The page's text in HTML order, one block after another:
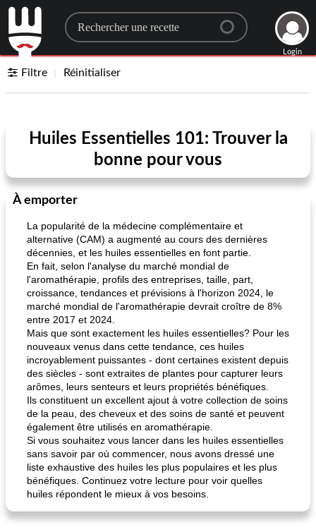
Search for a recipe
Login
Filtre Réinitialiser
Huiles Essentielles 101: Trouver la
bonne pour vous
À emporter
La popularité de la médecine complémentaire et
alternative (CAM) a augmenté au cours des dernières
décennies, et les huiles essentielles en font partie.
En fait, selon l'analyse du marché mondial de
l'aromathérapie, profils des entreprises, taille, part,
croissance, tendances et prévisions à l'horizon 2024, le
marché mondial de l'aromathérapie devrait croître de 8%
entre 2017 et 2024.
Mais que sont exactement les huiles essentielles? Pour les
nouveaux venus dans cette tendance, ces huiles
incroyablement puissantes - dont certaines existent depuis
des siècles - sont extraites de plantes pour capturer leurs
arômes, leurs senteurs et leurs propriétés bénéfiques.
Ils constituent un excellent ajout à votre collection de soins
de la peau, des cheveux et des soins de santé et peuvent
également être utilisés en aromathérapie.
Si vous souhaitez vous lancer dans les huiles essentielles
sans savoir par où commencer, nous avons dressé une
liste exhaustive des huiles les plus populaires et les plus
bénéfiques. Continuez votre lecture pour voir quelles
huiles répondent le mieux à vos besoins.